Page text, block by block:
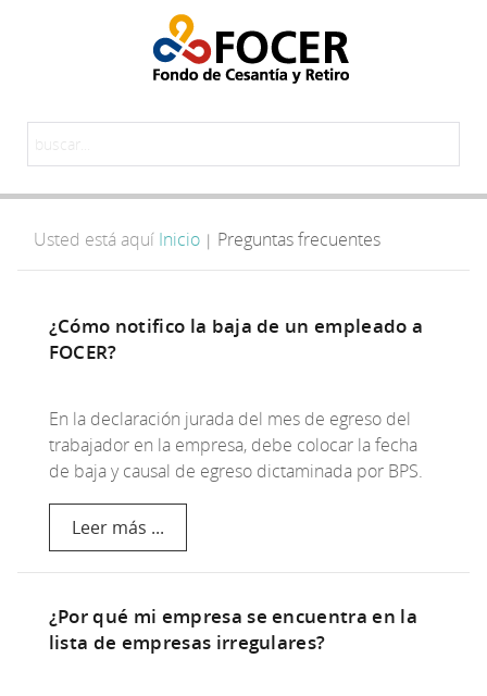
Usted está aquí Inicio | Preguntas frecuentes
¿Cómo notifico la baja de un empleado a
FOCER?
En la declaración jurada del mes de egreso del
trabajador en la empresa, debe colocar la fecha
de baja y causal de egreso dictaminada por BPS.
Leer más ...
¿Por qué mi empresa se encuentra en la
lista de empresas irregulares?